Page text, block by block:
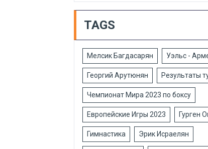
TAGS
Мелсик Багдасарян Уэльс -
Георгий Арутюнян Результаты
Чемпионат Мира 2023 по боксу
Европейские Игры 2023 Гурген
Гимнастика Эрик Исраелян